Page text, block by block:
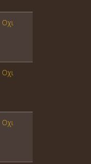
Οχι
Οχι
Οχι